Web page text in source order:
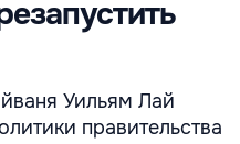
Уильям Лай
правительства